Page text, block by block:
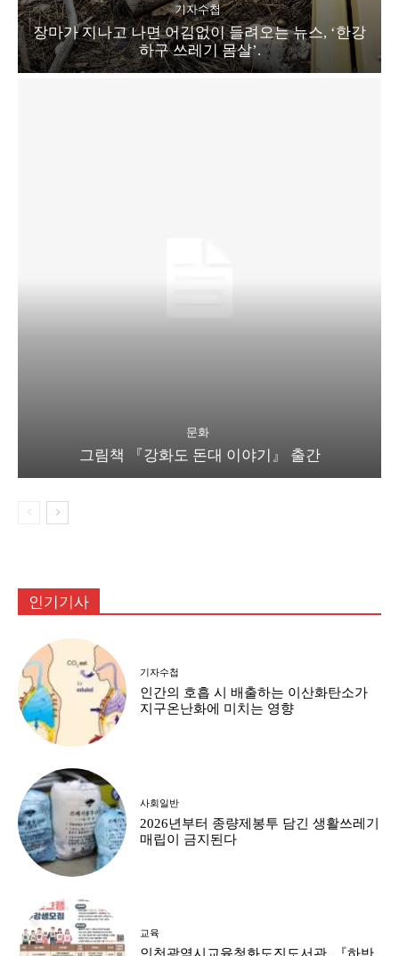
기자수첩
장마가 지나고 나면 어김없이 들려오는 뉴스, ‘한강
하구 쓰레기 몸살’.
문화
그림책 『강화도 돈대 이야기』 출간
인기기사
기자수첩
인간의 호흡 시 배출하는 이산화탄소가
지구온난화에 미치는 영향
사회일반
2026년부터 종량제봉투 담긴 생활쓰레기
매립이 금지된다
교육